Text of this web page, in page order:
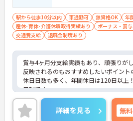
駅から徒歩10分以内 車通勤可 無資格OK
年
産休･育休･介護休暇取得実績あり
ボーナス・賞
交通費支給
退職金制度あり
賞与4ヶ月分支給実績もあり、頑張りが
反映されるのもおすすめしたいポイン
休日日数も多く、年間休日は120日以上
日制です。
ご興味ある方には、面接対策ポイントな
詳細をお話しいたしますのでお気軽にご
い。
詳細を見る 無料